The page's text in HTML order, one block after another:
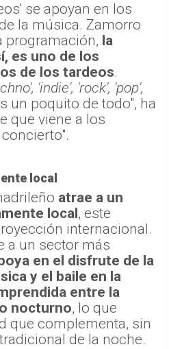
se apoyan en los
la música. Zamorro
programación, la
es uno de los
de los tardeos.
'indie', 'rock', 'pop',
un poquito de todo", ha
que viene a los
local
atrae a un
local , este
internacional.
a un sector más
en el disfrute de la
y el baile en la
entre la
nocturno, lo que
que complementa, sin
de la noche.